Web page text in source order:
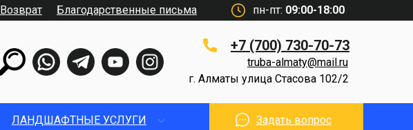
пн-пт: 09:00-18:00
+7 (700) 730-70-73
г. Алматы улица Стасова 102/2
truba-almaty@mail.ru
Возврат Благодарственные письма
ЛАНДШАФТНЫЕ УСЛУГИ Задать вопрос